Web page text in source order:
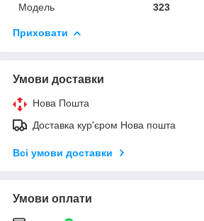
Модель
323
Приховати
Умови доставки
Нова Пошта
Доставка кур'єром Нова пошта
Всі умови доставки
Умови оплати